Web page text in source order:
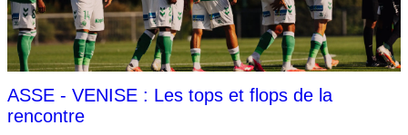
ASSE - VENISE : Les tops et flops de la
rencontre